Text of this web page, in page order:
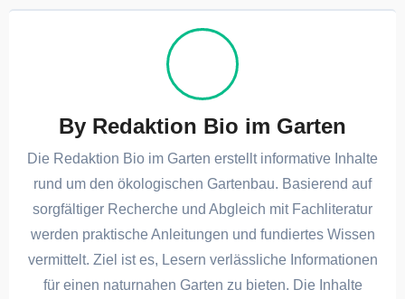
By Redaktion Bio im Garten
Die Redaktion Bio im Garten erstellt informative Inhalte
rund um den ökologischen Gartenbau. Basierend auf
sorgfältiger Recherche und Abgleich mit Fachliteratur
werden praktische Anleitungen und fundiertes Wissen
vermittelt. Ziel ist es, Lesern verlässliche Informationen
für einen naturnahen Garten zu bieten. Die Inhalte